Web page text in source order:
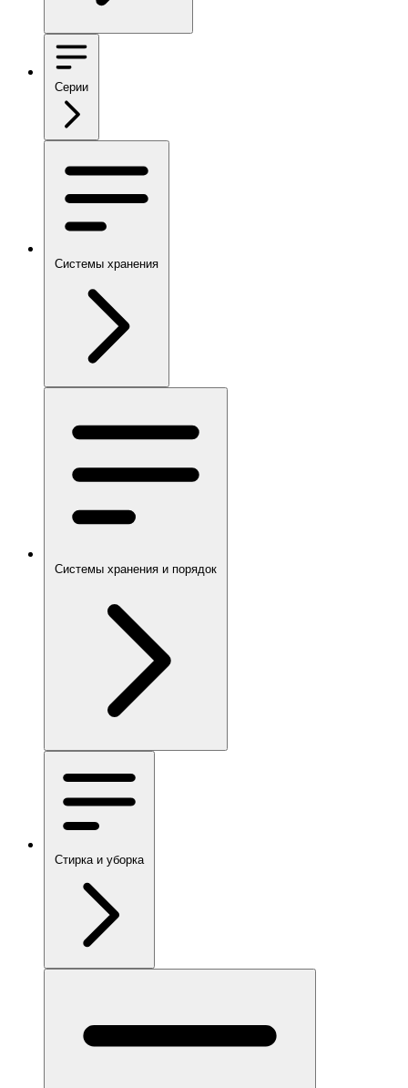
Серии
Системы хранения
Системы хранения и порядок
Стирка и уборка